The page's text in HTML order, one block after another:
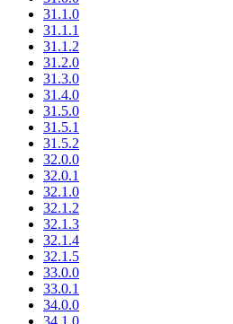
31.1.0
31.1.1
31.1.2
31.2.0
31.3.0
31.4.0
31.5.0
31.5.1
31.5.2
32.0.0
32.0.1
32.1.0
32.1.2
32.1.3
32.1.4
32.1.5
33.0.0
33.0.1
34.0.0
34.1.0